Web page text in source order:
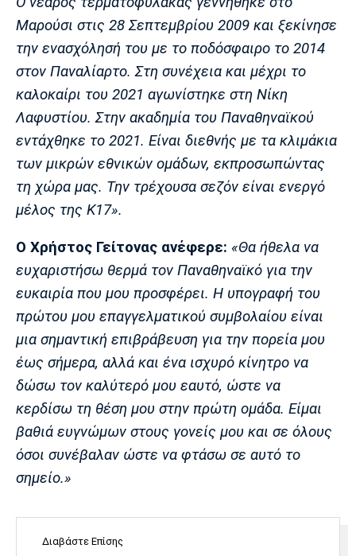
Μαρούσι στις 28 Σεπτεμβρίου 2009 και ξεκίνησε
την ενασχόλησή του με το ποδόσφαιρο το 2014
στον Παναλίαρτο. Στη συνέχεια και μέχρι το
καλοκαίρι του 2021 αγωνίστηκε στη Νίκη
Λαφυστίου. Στην ακαδημία του Παναθηναϊκού
εντάχθηκε το 2021. Είναι διεθνής με τα κλιμάκια
των μικρών εθνικών ομάδων, εκπροσωπώντας
τη χώρα μας. Την τρέχουσα σεζόν είναι ενεργό
μέλος της Κ17».
Ο Χρήστος Γείτονας ανέφερε: «Θα ήθελα να
ευχαριστήσω θερμά τον Παναθηναϊκό για την
ευκαιρία που μου προσφέρει. Η υπογραφή του
πρώτου μου επαγγελματικού συμβολαίου είναι
μια σημαντική επιβράβευση για την πορεία μου
έως σήμερα, αλλά και ένα ισχυρό κίνητρο να
δώσω τον καλύτερό μου εαυτό, ώστε να
κερδίσω τη θέση μου στην πρώτη ομάδα. Είμαι
βαθιά ευγνώμων στους γονείς μου και σε όλους
όσοι συνέβαλαν ώστε να φτάσω σε αυτό το
σημείο.»
Διαβάστε Επίσης